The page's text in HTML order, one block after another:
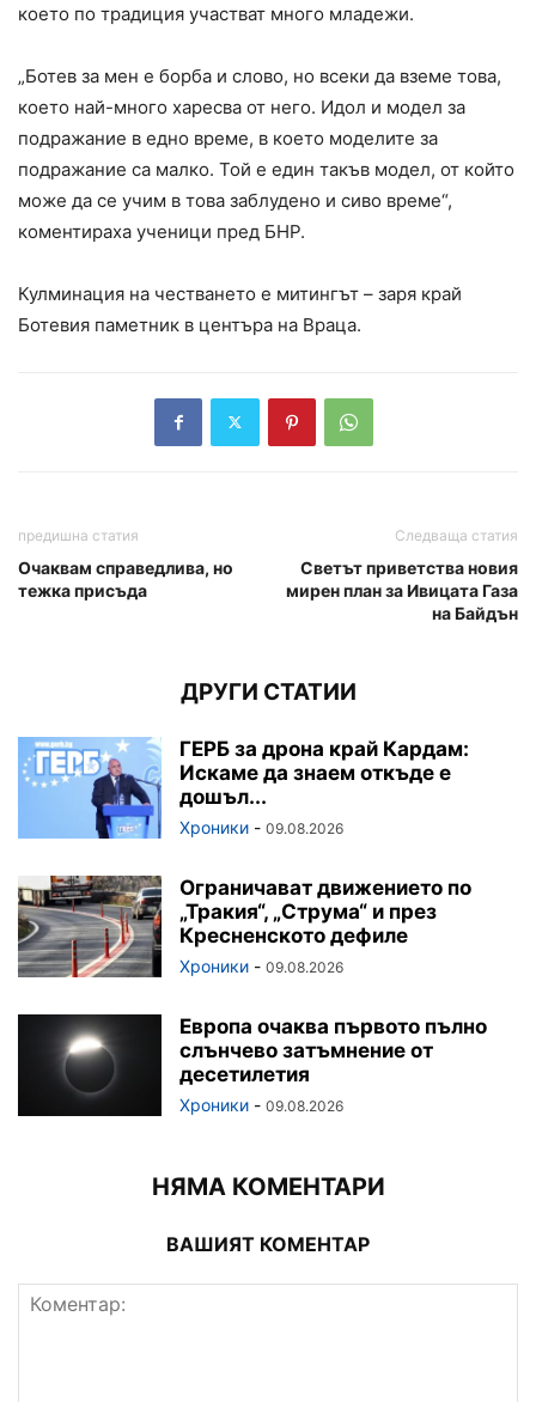
което по традиция участват много младежи.
„Ботев за мен е борба и слово, но всеки да вземе това,
което най-много харесва от него. Идол и модел за
подражание в едно време, в което моделите за
подражание са малко. Той е един такъв модел, от който
може да се учим в това заблудено и сиво време“,
коментираха ученици пред БНР.
Кулминация на честването е митингът – заря край
Ботевия паметник в центъра на Враца.
предишна статия
Очаквам справедлива, но
тежка присъда
Следваща статия
Светът приветства новия
мирен план за Ивицата Газа
на Байдън
ДРУГИ СТАТИИ
ГЕРБ за дрона край Кардам:
Искаме да знаем откъде е
дошъл...
Хроники - 09.08.2026
Ограничават движението по
„Тракия“, „Струма“ и през
Кресненското дефиле
Хроники - 09.08.2026
Европа очаква първото пълно
слънчево затъмнение от
десетилетия
Хроники - 09.08.2026
НЯМА КОМЕНТАРИ
ВАШИЯТ КОМЕНТАР